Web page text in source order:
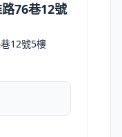
76巷12號
12號5樓